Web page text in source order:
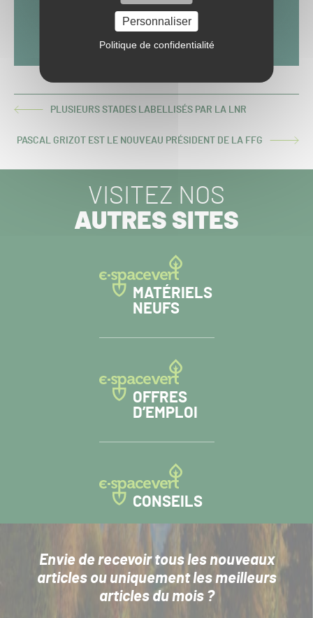
Personnaliser
Politique de confidentialité
ARTICLEPLUSIEURS STADES LABELLISÉS PAR LA LNR
ARTICLE
PASCAL GRIZOT EST LE NOUVEAU PRÉSIDENT DE LA FFG
VISITEZ NOS
AUTRES SITES
MATÉRIELS
NEUFS
OFFRES
D’EMPLOI
CONSEILS
Envie de recevoir tous les nouveaux
articlesou uniquement les meilleurs
articles du mois ?